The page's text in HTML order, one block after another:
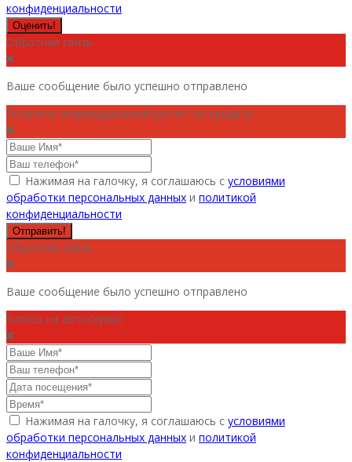
конфиденциальности
Оценить!
Обратная связь
Ваше сообщение было успешно отправлено
Получить индивидуальный расчет по кредиту
Нажимая на галочку, я соглашаюсь с условиями
обработки персональных данных и политикой
конфиденциальности
Отправить!
Обратная связь
Ваше сообщение было успешно отправлено
Запись на автосервис
Нажимая на галочку, я соглашаюсь с условиями
обработки персональных данных и политикой
конфиденциальности